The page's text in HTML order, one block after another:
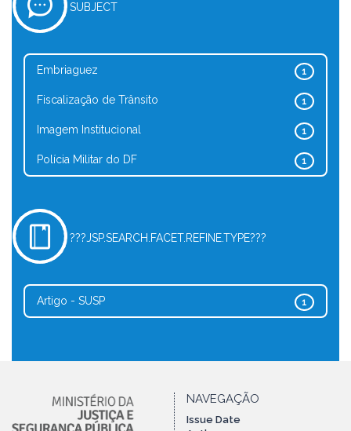
SUBJECT
1
Embriaguez
1
Fiscalização de Trânsito
1
Imagem Institucional
1
Polícia Militar do DF
???JSP.SEARCH.FACET.REFINE.TYPE???
1
Artigo - SUSP
NAVEGAÇÃO
Issue Date